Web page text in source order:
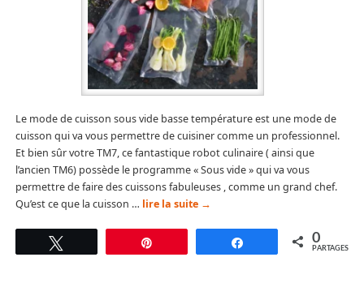
Le mode de cuisson sous vide basse température est une mode de
cuisson qui va vous permettre de cuisiner comme un professionnel.
Et bien sûr votre TM7, ce fantastique robot culinaire ( ainsi que
l’ancien TM6) possède le programme « Sous vide » qui va vous
permettre de faire des cuissons fabuleuses , comme un grand chef.
Qu’est ce que la cuisson … lire la suite →
Partagez 0
PARTAGES